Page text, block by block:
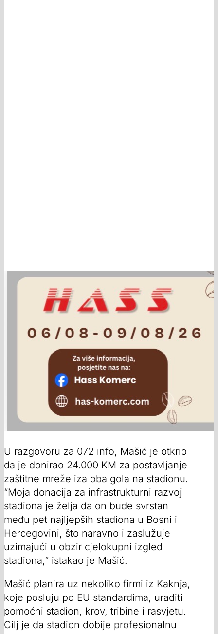
U razgovoru za 072 info, Mašić je otkrio
da je donirao 24.000 KM za postavljanje
zaštitne mreže iza oba gola na stadionu.
“Moja donacija za infrastrukturni razvoj
stadiona je želja da on bude svrstan
među pet najljepših stadiona u Bosni i
Hercegovini, što naravno i zaslužuje
uzimajući u obzir cjelokupni izgled
stadiona,” istakao je Mašić.
Mašić planira uz nekoliko firmi iz Kaknja,
koje posluju po EU standardima, uraditi
pomoćni stadion, krov, tribine i rasvjetu.
Cilj je da stadion dobije profesionalnu